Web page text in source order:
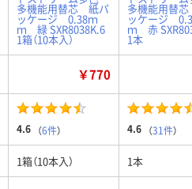
多機能用替芯 紙パ
ッケージ 0.38ｍ
ｍ 緑 SXR8038K.6
1箱（10本入）
多機能用替
ッケージ
ｍ 赤
1本
￥770
4.6 （6件） 4.6 （31件）
1箱（10本入） 1本